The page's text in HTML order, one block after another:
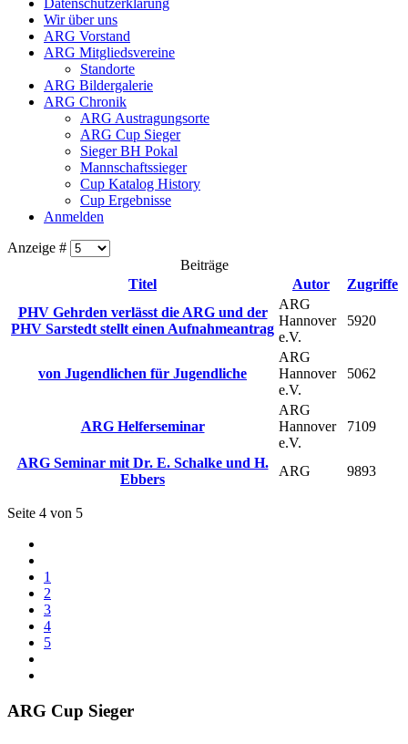
Datenschutzerklärung
Wir über uns
ARG Vorstand
ARG Mitgliedsvereine
Standorte
ARG Bildergalerie
ARG Chronik
ARG Austragungsorte
ARG Cup Sieger
Sieger BH Pokal
Mannschaftssieger
Cup Katalog History
Cup Ergebnisse
Anmelden
Anzeige #
Beiträge
Titel
Autor
Zugriffe
PHV Gehrden verlässt die ARG und der
PHV Sarstedt stellt einen Aufnahmeantrag
ARG
Hannover
e.V.
5920
von Jugendlichen für Jugendliche
ARG
Hannover
e.V.
5062
ARG Helferseminar
ARG
Hannover
e.V.
7109
ARG Seminar mit Dr. E. Schalke und H.
Ebbers
ARG 9893
Seite 4 von 5
1
2
3
4
5
ARG Cup Sieger